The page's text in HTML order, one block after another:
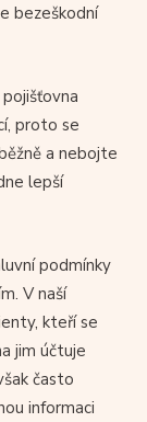
bezeškodní
proto se
a nebojte
lepší
podmínky
V naší
kteří se
jim účtuje
často
informaci